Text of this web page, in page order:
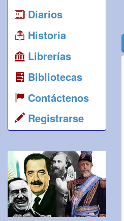
Diarios
Historia
Librerías
Bibliotecas
Contáctenos
Registrarse